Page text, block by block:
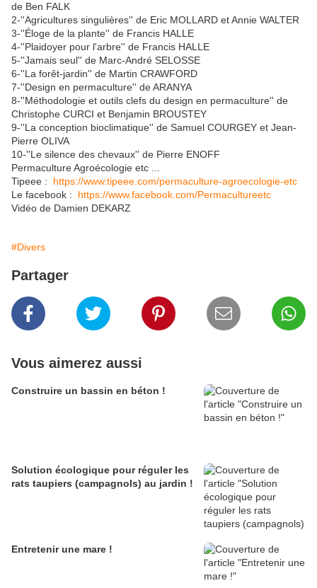
de Ben FALK
2-''Agricultures singulières'' de Eric MOLLARD et Annie WALTER
3-''Éloge de la plante'' de Francis HALLE
4-''Plaidoyer pour l'arbre'' de Francis HALLE
5-''Jamais seul'' de Marc-André SELOSSE
6-''La forêt-jardin'' de Martin CRAWFORD
7-''Design en permaculture'' de ARANYA
8-''Méthodologie et outils clefs du design en permaculture'' de
Christophe CURCI et Benjamin BROUSTEY
9-''La conception bioclimatique'' de Samuel COURGEY et Jean-
Pierre OLIVA
10-''Le silence des chevaux'' de Pierre ENOFF
Permaculture Agroécologie etc ...
Tipeee : https://www.tipeee.com/permaculture-agroecologie-etc
Le facebook :
https://www.facebook.com/Permacultureetc
Vidéo de Damien DEKARZ
#Divers
Partager
Vous aimerez aussi
Construire un bassin en béton !
Solution écologique pour réguler les
rats taupiers (campagnols) au jardin !
Entretenir une mare !